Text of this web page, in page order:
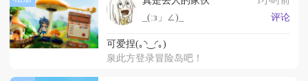
_(:з」∠)_
评论
可爱捏(｡◝‿◜｡)
泉此方登录冒险岛吧！